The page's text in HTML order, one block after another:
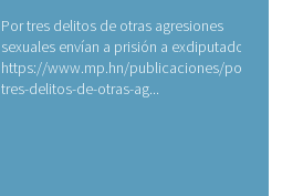
Por tres delitos de otras agresiones
sexuales envían a prisión a exdiputado
https://www.mp.hn/publicaciones/por-
tres-delitos-de-otras-ag...